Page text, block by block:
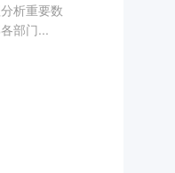
析重要数
部门...